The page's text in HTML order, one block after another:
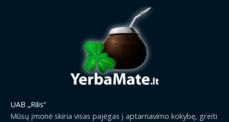
UAB „Rilis“
Mūsų įmonė skiria visas pajėgas į aptarnavimo kokybę, greiti